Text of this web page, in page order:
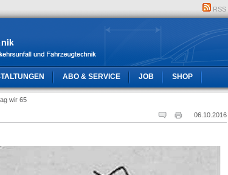
RSS
ABO & SERVICE JOB SHOP
wir 65
06.10.2016